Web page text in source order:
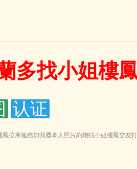
多找小姐樓
认证
按摩服務加我看本人照片約炮找小姐樓鳳交友